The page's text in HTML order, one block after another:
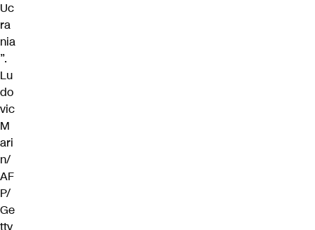
Uc
ra
nia
”.
Lu
do
vic
M
ari
n/
AF
P/
Ge
tty